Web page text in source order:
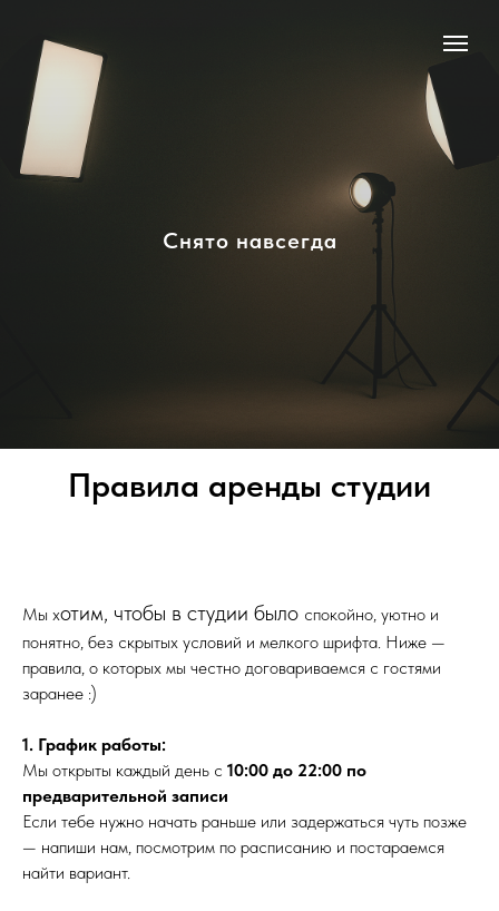
Снято навсегда
Правила аренды студии
Мы хотим, чтобы в студии было спокойно, уютно и
понятно, без скрытых условий и мелкого шрифта. Ниже —
правила, о которых мы честно договариваемся с гостями
заранее :)
1. График работы:
Мы открыты каждый день с 10:00 до 22:00 по
предварительной записи
Если тебе нужно начать раньше или задержаться чуть позже
— напиши нам, посмотрим по расписанию и постараемся
найти вариант.